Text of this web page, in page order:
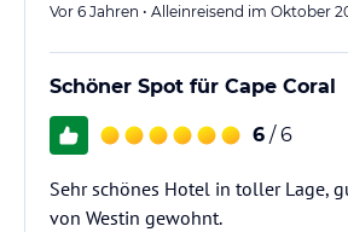
Vor 6 Jahren • Alleinreisend im Oktober
Schöner Spot für Cape Coral
6 / 6
Sehr schönes Hotel in toller Lage,
von Westin gewohnt.